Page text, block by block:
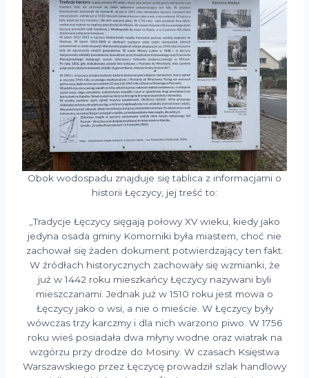
Obok wodospadu znajduje się tablica z informacjami o
historii Łęczycy, jej treść to:
„Tradycje Łęczycy sięgają połowy XV wieku, kiedy jako
jedyna osada gminy Komorniki była miastem, choć nie
zachował się żaden dokument potwierdzający ten fakt.
W źródłach historycznych zachowały się wzmianki, że
już w 1442 roku mieszkańcy Łęczycy nazywani byli
mieszczanami. Jednak już w 1510 roku jest mowa o
Łęczycy jako o wsi, a nie o mieście. W Łęczycy były
wówczas trzy karczmy i dla nich warzono piwo. W 1756
roku wieś posiadała dwa młyny wodne oraz wiatrak na
wzgórzu przy drodze do Mosiny. W czasach Księstwa
Warszawskiego przez Łęczycę prowadził szlak handlowy